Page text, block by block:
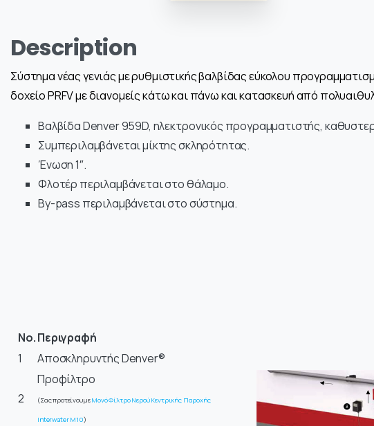
Description
Σύστημα νέας γενιάς με ρυθμιστικής βαλβίδας εύκολου
δοχείο PRFV με διανομείς κάτω και πάνω και κατασκευή από
Βαλβίδα Denver 959D, ηλεκτρονικός προγραμματιστής,
Συμπεριλαμβάνεται μίκτης σκληρότητας.
Ένωση 1″.
Φλοτέρ περιλαμβάνεται στο θάλαμο.
By-pass περιλαμβάνεται στο σύστημα.
No.Περιγραφή
1
Αποσκληρυντής Denver®
2
Προφίλτρο
(Σας προτείνουμεΜονό Φίλτρο Νερού Κεντρικής Παροχής
Interwater M10)